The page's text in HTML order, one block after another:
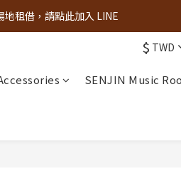
室週末假日皆有營業
租借，請點此加入 LINE
$ TWD
SENJIN Music